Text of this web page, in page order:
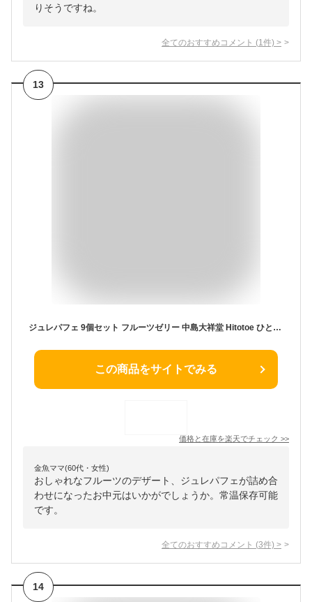
りそうですね。
全てのおすすめコメント (1 件) >
13
ジュレパフェ 9個セット フルーツゼリー 中島大祥堂 Hitotoe ひととえ 詰め合わせ セット お菓子 洋菓子 スイーツ デザート 冷たいスイーツ 果物 おしゃれ かわいい 食品 お中元 ギフト 贈答 お返し お土産 菓子折り 人気 常温保存 お取り寄せスイーツ 熨斗対応 送料込み
この商品をサイトでみる
価格と在庫を楽天でチェック >>
金魚ママ(60代・女性)
おしゃれなフルーツのデザート、ジュレパフェが詰め合
わせになったお中元はいかがでしょうか。常温保存可能
です。
全てのおすすめコメント (3件) >
14